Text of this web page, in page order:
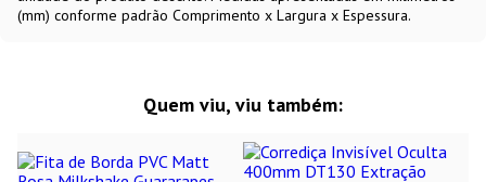
(mm) conforme padrão Comprimento x Largura x Espessura.
Quem viu, viu também: